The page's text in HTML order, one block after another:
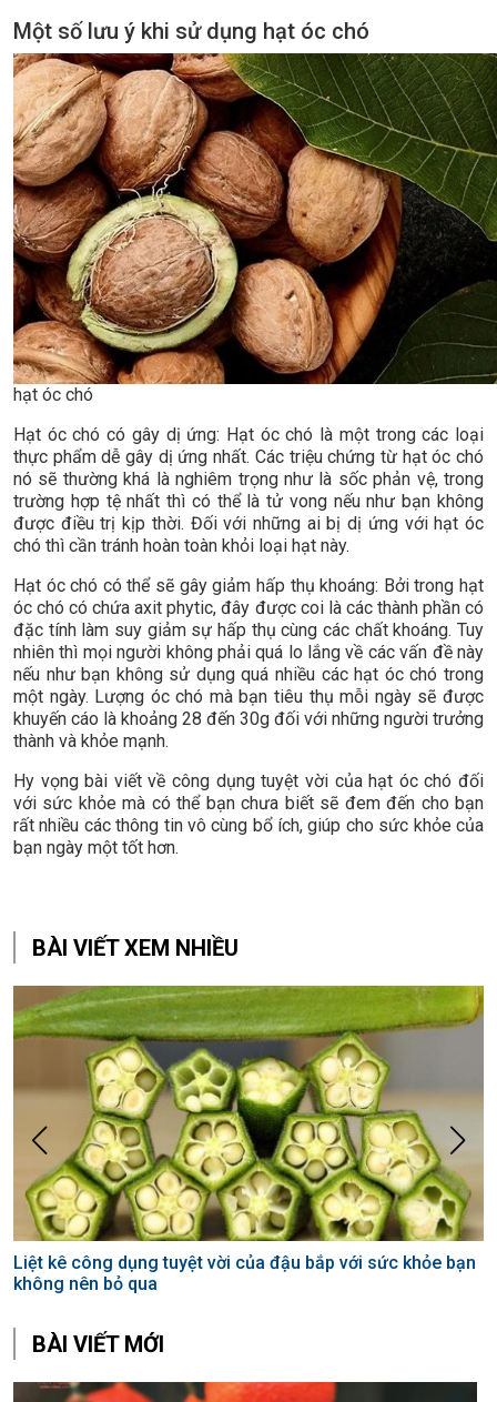
Một số lưu ý khi sử dụng hạt óc chó
hạt óc chó
Hạt óc chó có gây dị ứng: Hạt óc chó là một trong các loại
thực phẩm dễ gây dị ứng nhất. Các triệu chứng từ hạt óc chó
nó sẽ thường khá là nghiêm trọng như là sốc phản vệ, trong
trường hợp tệ nhất thì có thể là tử vong nếu như bạn không
được điều trị kịp thời. Đối với những ai bị dị ứng với hạt óc
chó thì cần tránh hoàn toàn khỏi loại hạt này.
Hạt óc chó có thể sẽ gây giảm hấp thụ khoáng: Bởi trong hạt
óc chó có chứa axit phytic, đây được coi là các thành phần có
đặc tính làm suy giảm sự hấp thụ cùng các chất khoáng. Tuy
nhiên thì mọi người không phải quá lo lắng về các vấn đề này
nếu như bạn không sử dụng quá nhiều các hạt óc chó trong
một ngày. Lượng óc chó mà bạn tiêu thụ mỗi ngày sẽ được
khuyến cáo là khoảng 28 đến 30g đối với những người trưởng
thành và khỏe mạnh.
Hy vọng bài viết về công dụng tuyệt vời của hạt óc chó đối
với sức khỏe mà có thể bạn chưa biết sẽ đem đến cho bạn
rất nhiều các thông tin vô cùng bổ ích, giúp cho sức khỏe của
bạn ngày một tốt hơn.
BÀI VIẾT XEM NHIỀU
Liệt kê công dụng tuyệt vời của đậu bắp với sức khỏe bạn
không nên bỏ qua
BÀI VIẾT MỚI